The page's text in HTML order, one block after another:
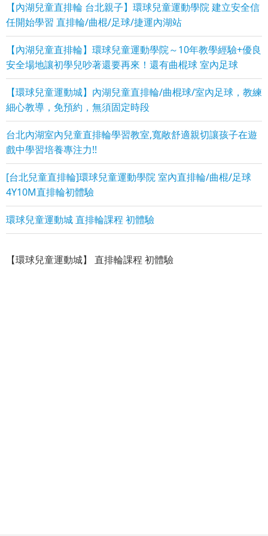
【內湖兒童直排輪 台北親子】環球兒童運動學院 建立安全信
任開始學習 直排輪/曲棍/足球/捷運內湖站
【內湖兒童直排輪】環球兒童運動學院～10年教學經驗+優良
安全場地讓初學兒吵著還要再來！還有曲棍球 室內足球
【環球兒童運動城】內湖兒童直排輪/曲棍球/室內足球，教練
細心教導，免預約，無須固定時段
台北內湖室內兒童直排輪學習教室,寬敞舒適親切讓孩子在遊
戲中學習培養專注力!!
[台北兒童直排輪]環球兒童運動學院 室內直排輪/曲棍/足球
4Y10M直排輪初體驗
環球兒童運動城 直排輪課程 初體驗
【環球兒童運動城】 直排輪課程 初體驗